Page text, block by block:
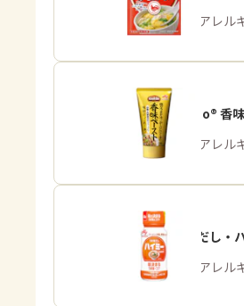
商品・アレル
「Cook Do® 香味
商品・アレル
「うま味だし・
商品・アレル